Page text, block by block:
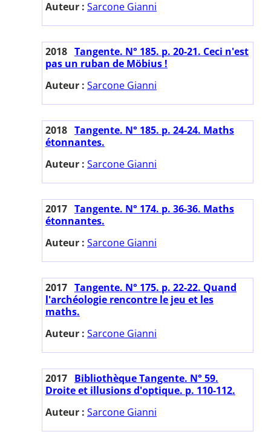
Auteur : Sarcone Gianni
2018 Tangente. N° 185. p. 20-21. Ceci n'est
pas un ruban de Möbius !
Auteur : Sarcone Gianni
2018 Tangente. N° 185. p. 24-24. Maths
étonnantes.
Auteur : Sarcone Gianni
2017 Tangente. N° 174. p. 36-36. Maths
étonnantes.
Auteur : Sarcone Gianni
2017 Tangente. N° 175. p. 22-22. Quand
l'archéologie rencontre le jeu et les
maths.
Auteur : Sarcone Gianni
2017 Bibliothèque Tangente. N° 59.
Droite et illusions d'optique. p. 110-112.
Auteur : Sarcone Gianni